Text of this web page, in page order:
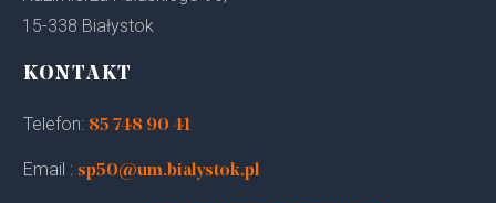
15-338 Białystok
KONTAKT
Telefon: 85 748 90 41
Email : sp50@um.bialystok.pl